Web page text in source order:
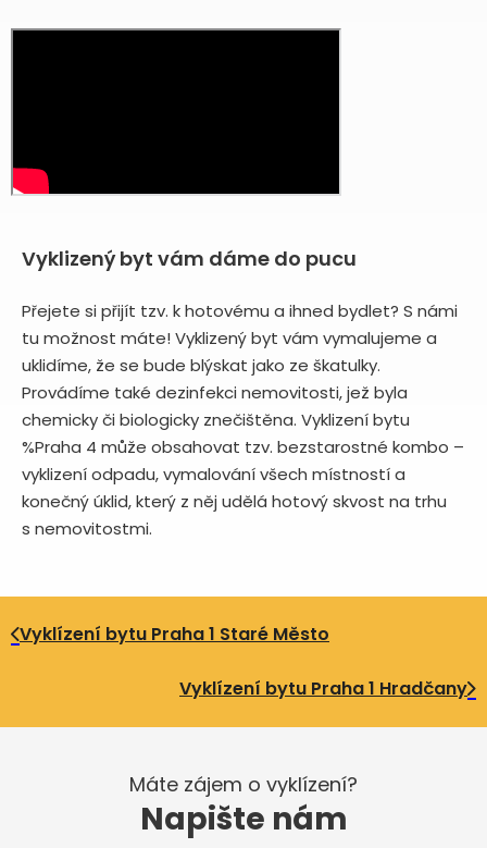
Vyklizený byt vám dáme do pucu
Přejete si přijít tzv. k hotovému a ihned bydlet? S námi
tu možnost máte! Vyklizený byt vám vymalujeme a
uklidíme, že se bude blýskat jako ze škatulky.
Provádíme také dezinfekci nemovitosti, jež byla
chemicky či biologicky znečištěna. Vyklizení bytu
%Praha 4 může obsahovat tzv. bezstarostné kombo –
vyklizení odpadu, vymalování všech místností a
konečný úklid, který z něj udělá hotový skvost na trhu
s nemovitostmi.
Vyklízení bytu Praha 1 Staré Město
Vyklízení bytu Praha 1 Hradčany
Máte zájem o vyklízení?
Napište nám